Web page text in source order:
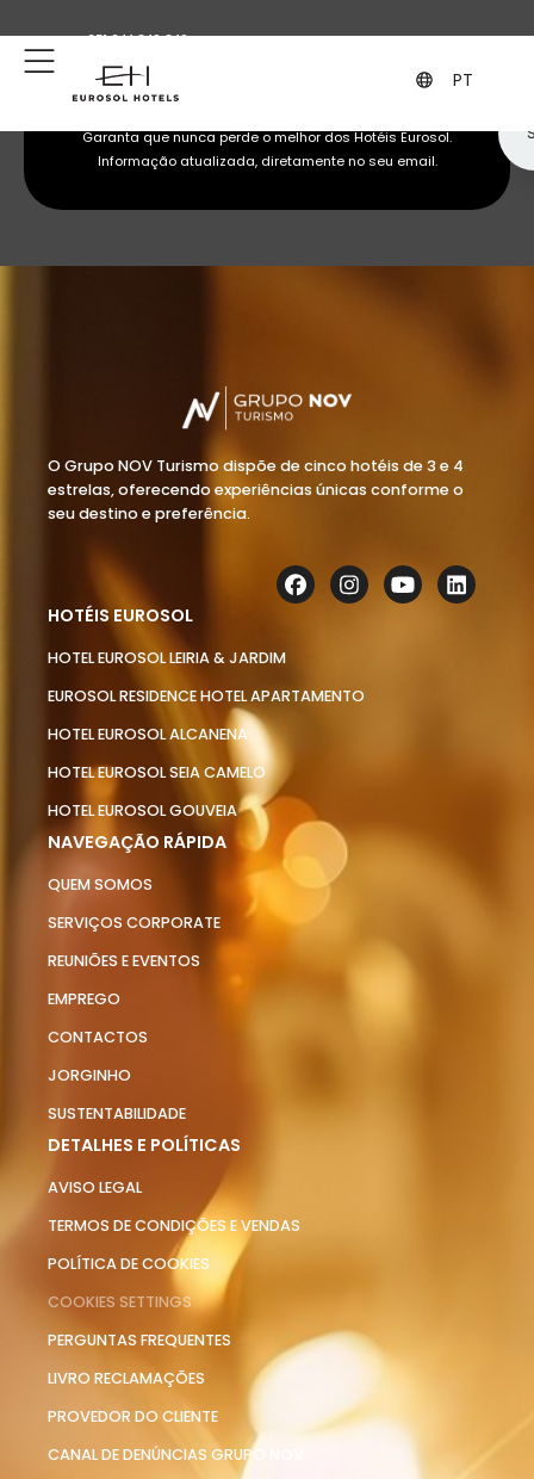
+351 244 849 849
PT
Subscreva a nossa newsletter
Garanta que nunca perde o melhor dos Hotéis Eurosol.
Informação atualizada, diretamente no seu email.
O Grupo NOV Turismo dispõe de cinco hotéis de 3 e 4
estrelas, oferecendo experiências únicas conforme o
seu destino e preferência.
HOTÉIS EUROSOL
HOTEL EUROSOL LEIRIA & JARDIM
EUROSOL RESIDENCE HOTEL APARTAMENTO
HOTEL EUROSOL ALCANENA
HOTEL EUROSOL SEIA CAMELO
HOTEL EUROSOL GOUVEIA
NAVEGAÇÃO RÁPIDA
QUEM SOMOS
SERVIÇOS CORPORATE
REUNIÕES E EVENTOS
EMPREGO
CONTACTOS
JORGINHO
SUSTENTABILIDADE
DETALHES E POLÍTICAS
AVISO LEGAL
TERMOS DE CONDIÇÕES E VENDAS
POLÍTICA DE COOKIES
COOKIES SETTINGS
PERGUNTAS FREQUENTES
LIVRO RECLAMAÇÕES
PROVEDOR DO CLIENTE
CANAL DE DENÚNCIAS GRUPO NOV